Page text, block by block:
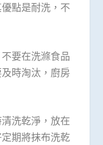
點是耐洗，不
要在洗滌食品
時淘汰，廚房
洗乾淨，放在
期將抹布洗乾